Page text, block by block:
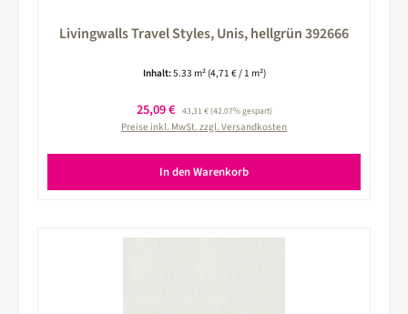
Livingwalls Travel Styles, Unis, hellgrün 392666
Inhalt:5.33 m² (4,71 € / 1 m²)
Verkaufspreis:
25,09 € Regulärer Preis:
43,31 €(42.07% gespart)
Preise inkl. MwSt. zzgl. Versandkosten
In den Warenkorb